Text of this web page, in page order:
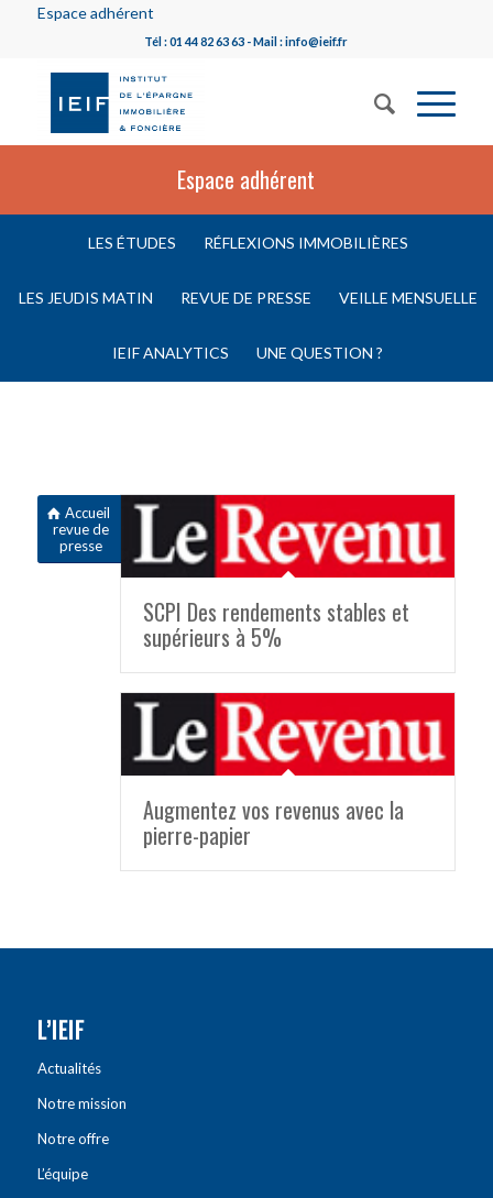
Espace adhérent
Tél : 01 44 82 63 63 - Mail : info@ieif.fr
Espace adhérent
LES ÉTUDES RÉFLEXIONS IMMOBILIÈRES
LES JEUDIS MATIN REVUE DE PRESSE VEILLE MENSUELLE
IEIF ANALYTICS UNE QUESTION ?
Accueil
revue de
presse
SCPI Des rendements stables et
supérieurs à 5%
Augmentez vos revenus avec la
pierre-papier
L’IEIF
Actualités
Notre mission
Notre offre
L’équipe